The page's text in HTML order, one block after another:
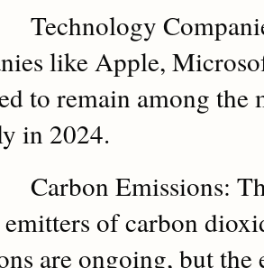
Technology
like Apple,
to remain among the
in 2024.
Carbon Emissions:
emitters of carbon
are ongoing, but